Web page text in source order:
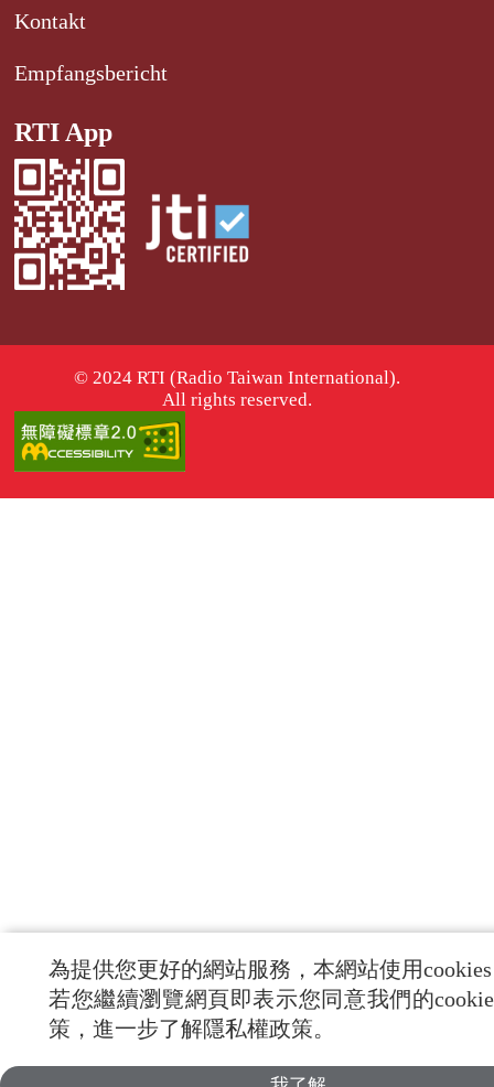
Kontakt
Empfangsbericht
RTI App
© 2024 RTI (Radio Taiwan International).
All rights reserved.
為提供您更好的網站服務，本網站使用
若您繼續瀏覽網頁即表示您同意我們的
策，進一步了解隱私權政策。